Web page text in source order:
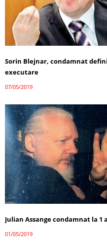
Sorin Blejnar, condamnat
executare
07/05/2019
Julian Assange condamnat la 1
01/05/2019